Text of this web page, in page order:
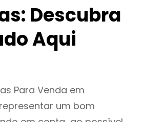
Descubra
Aqui
Para Venda em
um bom